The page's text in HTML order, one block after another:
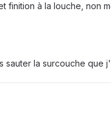
finition à la louche, non
la surcouche que